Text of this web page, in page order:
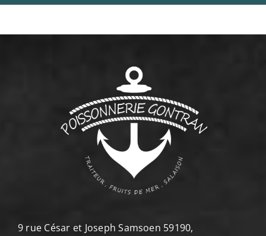
9 rue César et Joseph Samsoen 59190,